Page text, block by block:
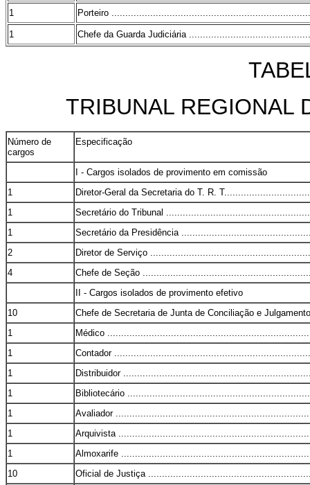
1 Porteiro
1 Chefe da Guarda Judiciária
TRIBUNAL REGIONAL
Número de
cargos
Especificação
I - Cargos isolados de provimento em comissão
1
Diretor-Geral da Secretaria do T. R.
1
Secretário do Tribunal
1
Secretário da Presidência
2
Diretor de Serviço
4
Chefe de Seção
II - Cargos isolados de provimento efetivo
10
Chefe de Secretaria de Junta de Conciliação e
1
Médico
1
Contador
1
Distribuidor
1
Bibliotecário
1
Avaliador
1
Arquivista
1
Almoxarife
10
Oficial de Justiça